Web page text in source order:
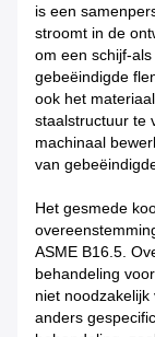
is een
stroomt in de
om een schijf-
gebeëindigde
ook het
staalstructuur te
machinaal
van
Het gesmede
ASME B16.5.
behandeling
niet
anders